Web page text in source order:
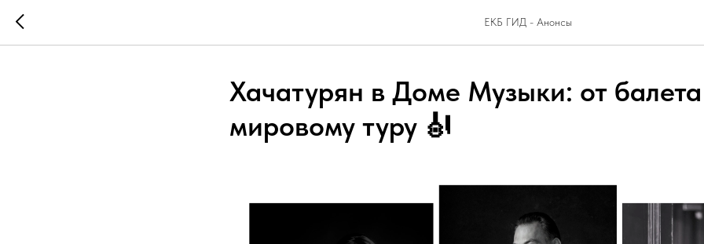
ЕКБ ГИД - Анонсы
Хачатурян в Доме Музыки: от
мировому туру 🎻